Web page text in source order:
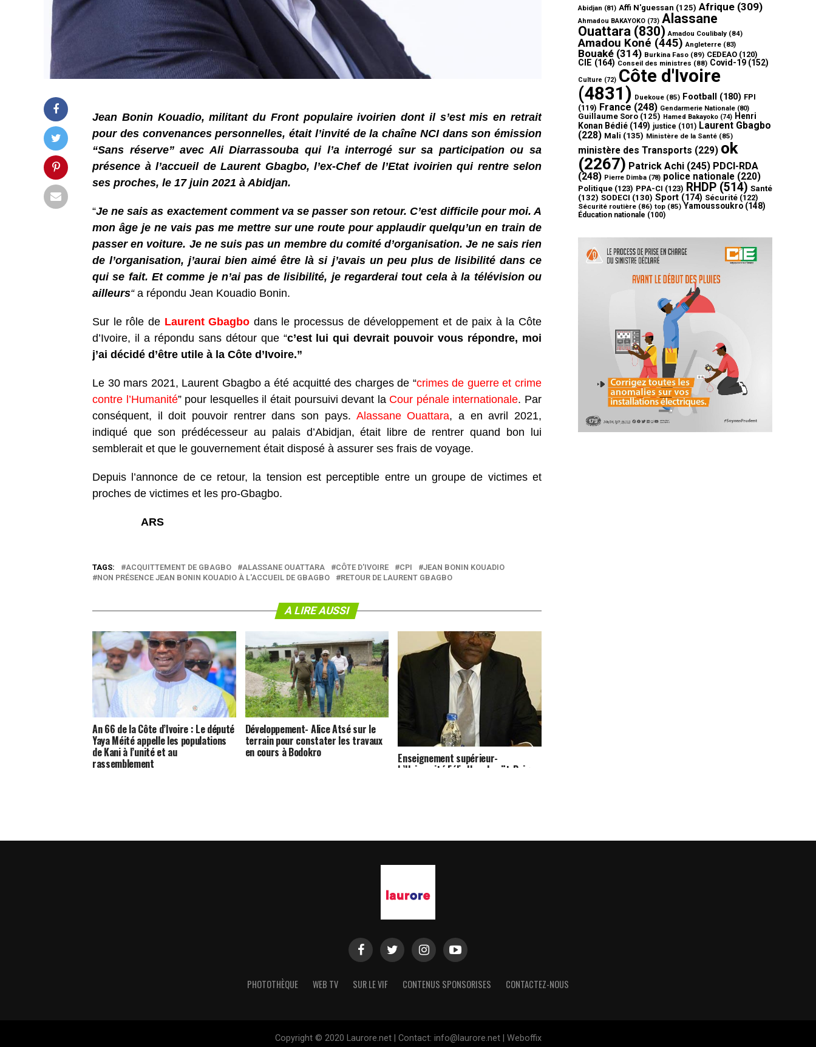
Jean Bonin Kouadio, militant du Front populaire ivoirien dont il s’est mis en retrait
pour des convenances personnelles, était l’invité de la chaîne NCI dans son émission
“Sans réserve” avec Ali Diarrassouba qui l’a interrogé sur sa participation ou sa
présence à l’accueil de Laurent Gbagbo, l’ex-Chef de l’Etat ivoirien qui rentre selon
ses proches, le 17 juin 2021 à Abidjan.
“Je ne sais as exactement comment va se passer son retour. C’est difficile pour moi. A
mon âge je ne vais pas me mettre sur une route pour applaudir quelqu’un en train de
passer en voiture. Je ne suis pas un membre du comité d’organisation. Je ne sais rien
de l’organisation, j’aurai bien aimé être là si j’avais un peu plus de lisibilité dans ce
qui se fait. Et comme je n’ai pas de lisibilité, je regarderai tout cela à la télévision ou
ailleurs“a répondu Jean Kouadio Bonin.
Sur le rôle de Laurent Gbagbo dans le processus de développement et de paix à la Côte
d’Ivoire, il a répondu sans détour que “c’est lui qui devrait pouvoir vous répondre, moi
j’ai décidé d’être utile à la Côte d’Ivoire.”
Le 30 mars 2021, Laurent Gbagbo a été acquitté des charges de “crimes de guerre et crime
contre l’Humanité” pour lesquelles il était poursuivi devant la Cour pénale internationale. Par
conséquent, il doit pouvoir rentrer dans son pays. Alassane Ouattara, a en avril 2021,
indiqué que son prédécesseur au palais d’Abidjan, était libre de rentrer quand bon lui
semblerait et que le gouvernement était disposé à assurer ses frais de voyage.
Depuis l’annonce de ce retour, la tension est perceptible entre un groupe de victimes et
proches de victimes et les pro-Gbagbo.
ARS
TAGS: ACQUITTEMENT DE GBAGBO ALASSANE OUATTARA CÔTE D'IVOIRE CPI
JEAN BONIN KOUADIO
NON PRÉSENCE JEAN BONIN KOUADIO À L'ACCUEIL DE GBAGBO
RETOUR DE LAURENT GBAGBO
A LIRE AUSSI
An 66 de la Côte d’Ivoire : Le député
Yaya Méité appelle les populations
de Kani à l’unité et au
rassemblement
Développement- Alice Atsé sur le
terrain pour constater les travaux
en cours à Bodokro Enseignement supérieur-
L’Université Félix Houphouët-Boigny
Abidjan (81) Affi N'guessan (125) Afrique (309)
Ahmadou BAKAYOKO (73) Alassane
Ouattara (830) Amadou Coulibaly (84)
Amadou Koné (445) Angleterre (83)
Bouaké (314) Burkina Faso (89) CEDEAO (120)
CIE (164) Conseil des ministres (88) Covid-19 (152)
Culture (72) Côte d'Ivoire
(4831) Duekoue (85) Football (180) FPI
(119) France (248) Gendarmerie Nationale (80)
Guillaume Soro (125) Hamed Bakayoko (74) Henri
Konan Bédié (149) justice (101) Laurent Gbagbo
(228) Mali (135) Ministère de la Santé (85)
ministère des Transports (229) ok
(2267) Patrick Achi (245) PDCI-RDA
(248) Pierre Dimba (78) police nationale (220)
Politique (123) PPA-CI (123) RHDP (514) Santé
(132) SODECI (130) Sport (174) Sécurité (122)
Sécurité routière (86) top (85) Yamoussoukro (148)
Éducation nationale (100)
PHOTOTHÈQUE WEB TV SUR LE VIF CONTENUS SPONSORISES CONTACTEZ-NOUS
Copyright © 2020 Laurore.net | Contact: info@laurore.net | Weboffix